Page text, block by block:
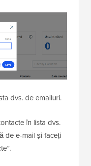
dvs. de emailuri.
în lista dvs.
de e-mail și faceți